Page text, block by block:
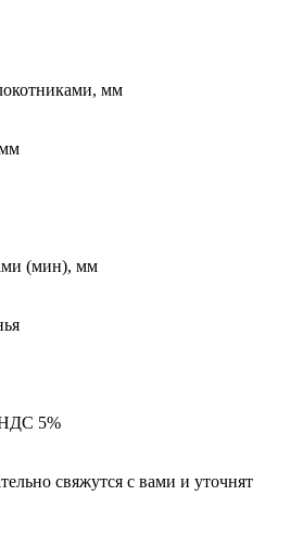
мм
(мин), мм
НДС 5%
свяжутся с вами и уточнят